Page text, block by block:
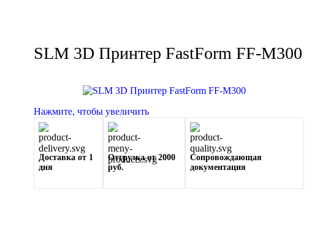
SLM 3D Принтер FastForm FF-M300
Нажмите, чтобы увеличить
Доставка от 1
дня
Отгрузка от 2000
руб.
Сопровождающая
документация